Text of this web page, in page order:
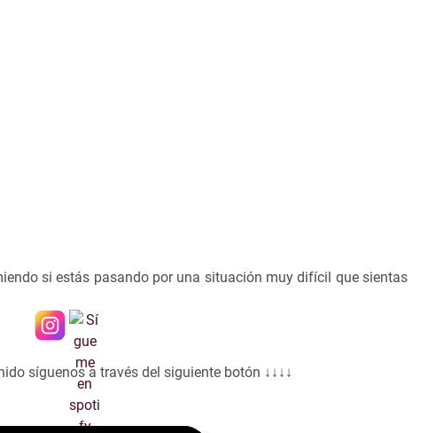
si estás pasando por una situación muy difícil que sientas
síguenos a través del siguiente botón ↓↓↓↓